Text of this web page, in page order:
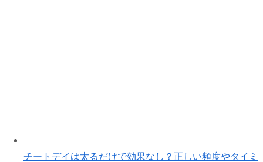
チートデイは太るだけで効果なし？正しい頻度やタイミ